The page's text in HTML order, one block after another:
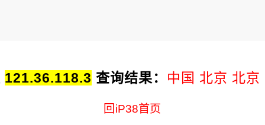
121.36.118.3 查询结果： 中国 北京 北京
回iP38首页